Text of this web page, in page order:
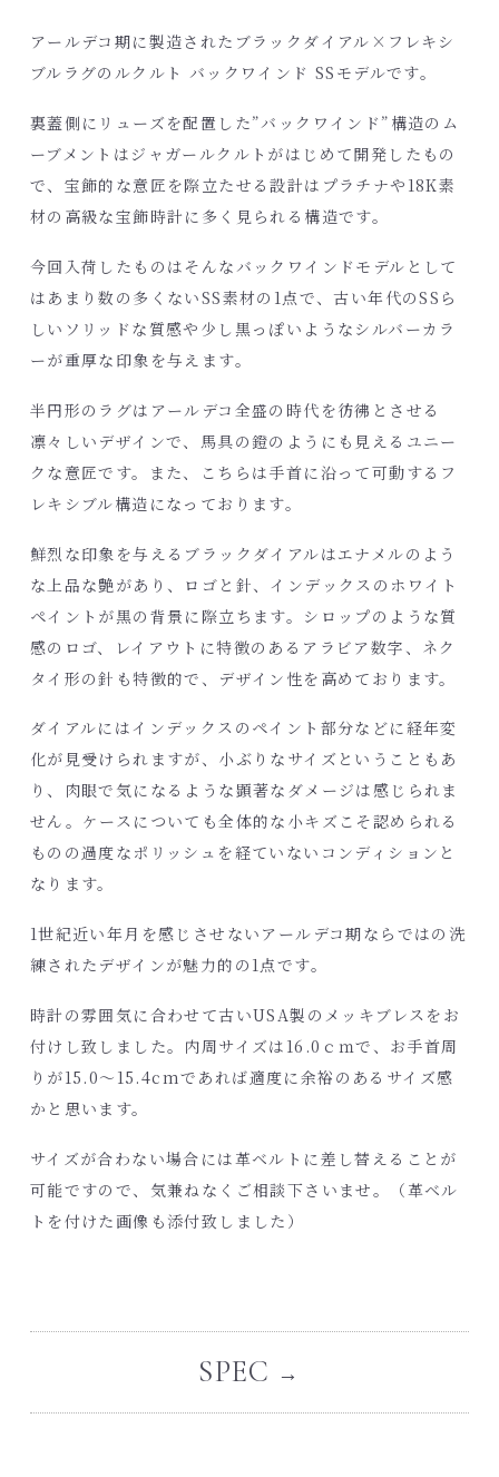
アールデコ期に製造されたブラックダイアル×フレキシ
ブルラグのルクルト バックワインド SSモデルです。
裏蓋側にリューズを配置した”バックワインド”構造のム
ーブメントはジャガールクルトがはじめて開発したもの
で、宝飾的な意匠を際立たせる設計はプラチナや18K素
材の高級な宝飾時計に多く見られる構造です。
今回入荷したものはそんなバックワインドモデルとして
はあまり数の多くないSS素材の1点で、古い年代のSSら
しいソリッドな質感や少し黒っぽいようなシルバーカラ
ーが重厚な印象を与えます。
半円形のラグはアールデコ全盛の時代を彷彿とさせる
凛々しいデザインで、馬具の鐙のようにも見えるユニー
クな意匠です。また、こちらは手首に沿って可動するフ
レキシブル構造になっております。
鮮烈な印象を与えるブラックダイアルはエナメルのよう
な上品な艶があり、ロゴと針、インデックスのホワイト
ペイントが黒の背景に際立ちます。シロップのような質
感のロゴ、レイアウトに特徴のあるアラビア数字、ネク
タイ形の針も特徴的で、デザイン性を高めております。
ダイアルにはインデックスのペイント部分などに経年変
化が見受けられますが、小ぶりなサイズということもあ
り、肉眼で気になるような顕著なダメージは感じられま
せん。ケースについても全体的な小キズこそ認められる
ものの過度なポリッシュを経ていないコンディションと
なります。
1世紀近い年月を感じさせないアールデコ期ならではの洗
練されたデザインが魅力的の1点です。
時計の雰囲気に合わせて古いUSA製のメッキブレスをお
付けし致しました。内周サイズは16.0ｃｍで、お手首周
りが15.0～15.4cmであれば適度に余裕のあるサイズ感
かと思います。
サイズが合わない場合には革ベルトに差し替えることが
可能ですので、気兼ねなくご相談下さいませ。（革ベル
トを付けた画像も添付致しました）
SPEC